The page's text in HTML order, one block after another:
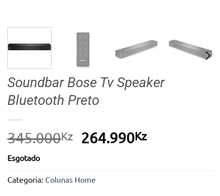
Soundbar Bose Tv Speaker
Bluetooth Preto
345.000Kz
O
original
era:
264.990KzO
atual
Esgotado
Categoria: Colunas Home